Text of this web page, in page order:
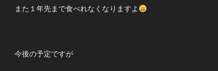
また１年先まで食べれなくなりますよ
今後の予定ですが